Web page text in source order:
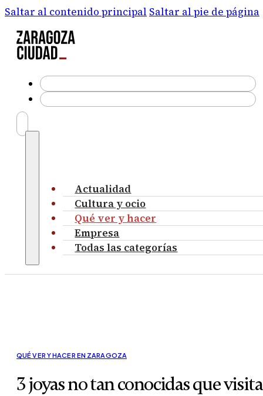
Saltar al contenido principal Saltar al pie de página
Actualidad
Cultura y ocio
Qué ver y hacer
Empresa
Todas las categorías
QUÉ VER Y HACER EN ZARAGOZA
3 joyas no tan conocidas que